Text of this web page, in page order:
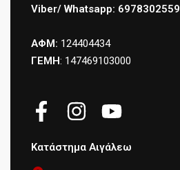
Viber/ Whatsapp: 6978302559
ΑΦΜ: 124404434
ΓΕΜΗ: 147469103000
Κατάστημα Αιγάλεω